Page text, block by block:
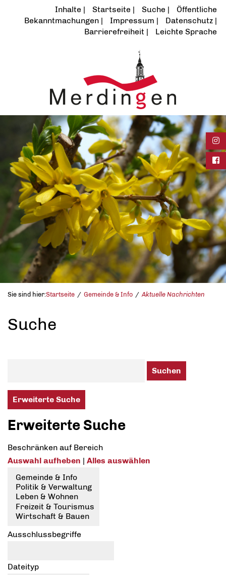
Inhalte Startseite Suche
Öffentliche
Bekanntmachungen
Impressum
Datenschutz
Barrierefreiheit
Leichte Sprache
Sie sind hier:Startseite Gemeinde & Info Aktuelle Nachrichten
Suche
Suchen
Erweiterte Suche
Erweiterte Suche
Beschränken auf Bereich
Auswahl aufheben | Alles auswählen
Ausschlussbegriffe
Dateityp